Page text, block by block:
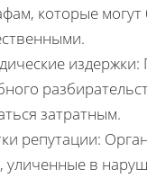
которые могут
издержки:
затратным.
репутации:
уличенные в